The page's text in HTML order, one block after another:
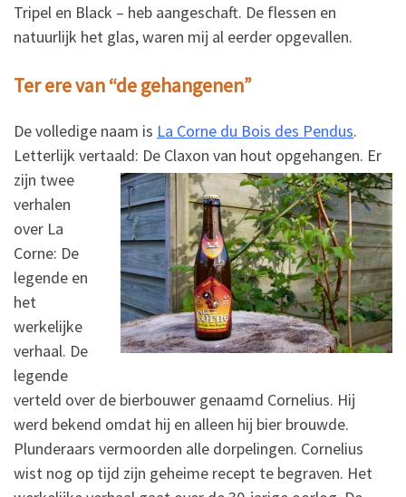
Tripel en Black – heb aangeschaft. De flessen en
natuurlijk het glas, waren mij al eerder opgevallen.
Ter ere van “de gehangenen”
De volledige naam is La Corne du Bois des Pendus.
Letterlijk vertaald: De Claxon van hout opgehangen. Er
zijn twee
verhalen
over La
Corne: De
legende en
het
werkelijke
verhaal. De
legende
verteld over de bierbouwer genaamd Cornelius. Hij
werd bekend omdat hij en alleen hij bier brouwde.
Plunderaars vermoorden alle dorpelingen. Cornelius
wist nog op tijd zijn geheime recept te begraven. Het